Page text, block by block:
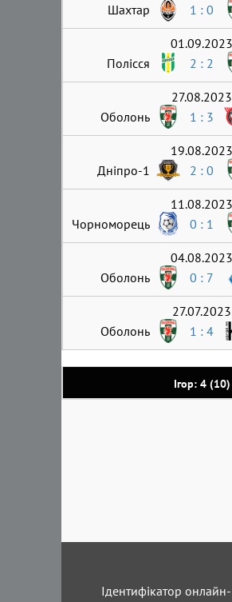
Ігор: 4 (10)
Шахтар
1 : 0
01.09.2023
Полісся
2 : 2
27.08.2023
Оболонь
1 : 3
19.08.2023
Дніпро-1
2 : 0
11.08.2023
Чорноморець
0 : 1
04.08.2023
Оболонь
0 : 7
27.07.2023
Оболонь
1 : 4
Ідентифікатор